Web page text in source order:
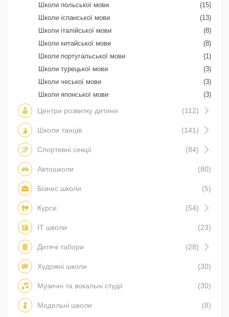
Школи польської мови
(15)
Школи іспанської мови
(13)
Школи італійської мови
(8)
Школи китайської мови
(8)
Школи португальської мови
(1)
Школи турецької мови
(3)
Школи чеської мови
(3)
Школи японської мови
(3)
Центри розвитку дитини (112)
Школи танців (141)
Спортивні секції (84)
Автошколи (80)
Бізнес школи (5)
Курси (54)
IT школи (23)
Дитячі табори (28)
Художні школи (30)
Музичні та вокальні студії (30)
Модельні школи (8)